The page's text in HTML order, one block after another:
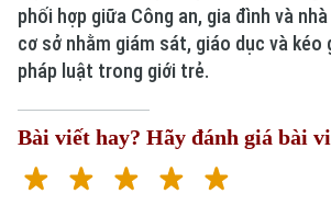
phối hợp giữa Công an, gia đình và
cơ sở nhằm giám sát, giáo dục và kéo
pháp luật trong giới trẻ.
Bài viết hay? Hãy đánh giá bài